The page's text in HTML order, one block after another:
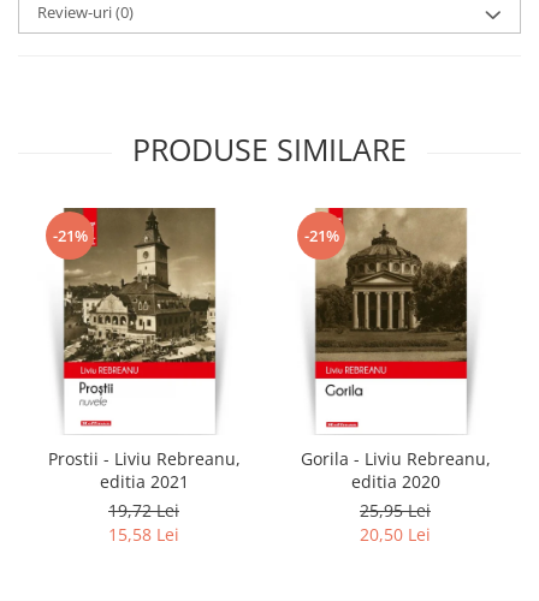
Review-uri(0)
PRODUSE SIMILARE
-21%
Prostii - Liviu Rebreanu,
editia 2021
19,72 Lei
15,58 Lei
-21%
Gorila - Liviu Rebreanu,
editia 2020
25,95 Lei
20,50 Lei